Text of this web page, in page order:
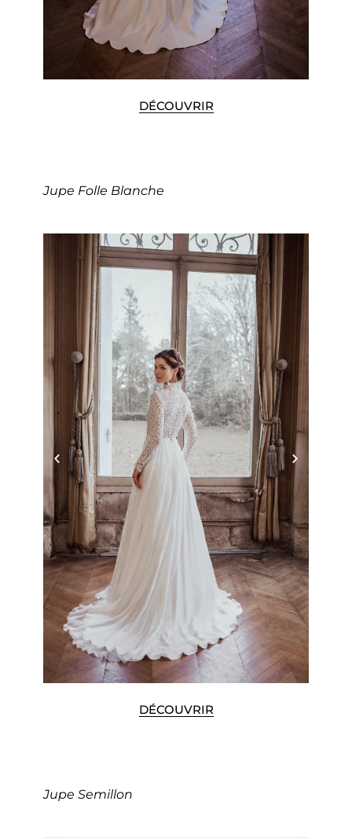
DÉCOUVRIR
Jupe Folle Blanche
DÉCOUVRIR
Jupe Semillon